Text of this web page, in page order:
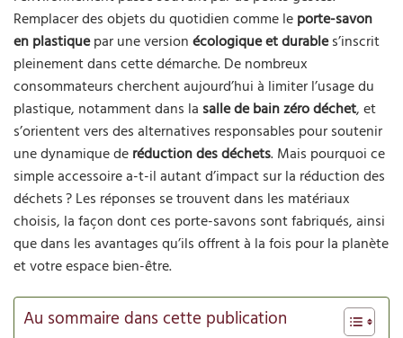
Remplacer des objets du quotidien comme le porte-savon
en plastiquepar une version écologique et durables’inscrit
pleinement dans cette démarche. De nombreux
consommateurs cherchent aujourd’hui à limiter l’usage du
plastique, notamment dans la salle de bain zéro déchet, et
s’orientent vers des alternatives responsables pour soutenir
une dynamique de réduction des déchets. Mais pourquoi ce
simple accessoire a-t-il autant d’impact sur la réduction des
déchets ? Les réponses se trouvent dans les matériaux
choisis, la façon dont ces porte-savons sont fabriqués, ainsi
que dans les avantages qu’ils offrent à la fois pour la planète
et votre espace bien-être.
Au sommaire dans cette publication